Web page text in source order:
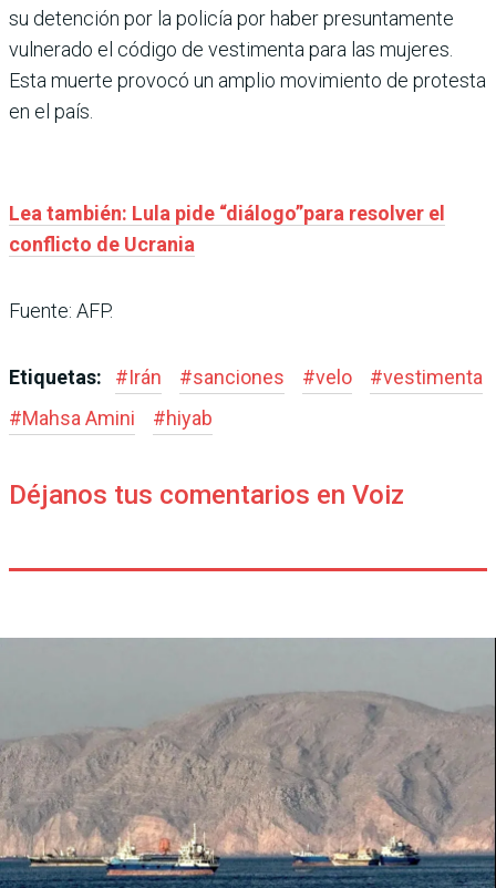
su detención por la policía por haber presuntamente
vulnerado el código de vestimenta para las mujeres.
Esta muerte provocó un amplio movimiento de protesta
en el país.
Lea también: Lula pide “diálogo”para resolver el
conflicto de Ucrania
Fuente: AFP.
Etiquetas: #Irán #sanciones #velo #vestimenta
#Mahsa Amini #hiyab
Déjanos tus comentarios en Voiz